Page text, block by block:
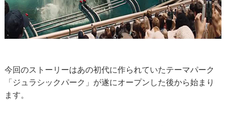
今回のストーリーはあの初代に作られていたテーマパーク
「ジュラシックパーク」が遂にオープンした後から始まり
ます。